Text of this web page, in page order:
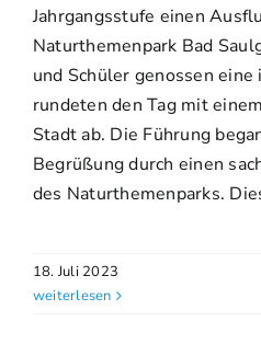
Jahrgangsstufe einen
Naturthemenpark Bad
und Schüler genossen
rundeten den Tag mit
Stadt ab. Die Führung
Begrüßung durch einen
des Naturthemenparks.
18. Juli 2023
weiterlesen